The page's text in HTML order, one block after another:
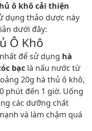
ô khô cải thiện
dụng thảo dược này
dưới đây:
Ô Khô
để sử dụng hà
bạc là nấu nước từ
20g hà thủ ô khô,
phút đến 1 giờ. Uống
các dưỡng chất
và làm chậm quá